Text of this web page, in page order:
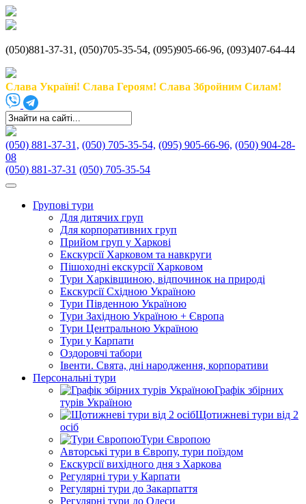
(050)881-37-31, (050)705-35-54, (095)905-66-96, (093)407-64-44
Слава Україні! Слава Героям! Слава Збройним Силам!
(050) 881-37-31, (050) 705-35-54, (095) 905-66-96, (050) 904-28-
08
(050) 881-37-31 (050) 705-35-54
Групові тури
Для дитячих груп
Для корпоративних груп
Прийом груп у Харкові
Екскурсії Харковом та навкруги
Пішоходні екскурсії Харковом
Тури Харківщиною, відпочинок на природі
Екскурсії Східною Україною
Тури Південною Україною
Тури Західною Україною + Європа
Тури Центральною Україною
Тури у Карпати
Оздоровчі табори
Івенти. Свята, дні народження, корпоративи
Персональні тури
Графік збірних
турів Україною
Щотижневі тури від 2
осіб
Тури Європою
Авторські тури в Європу, тури поїздом
Екскурсії вихідного дня з Харкова
Регулярні тури у Карпати
Регулярні тури до Закарпаття
Регулярні тури до Одеси